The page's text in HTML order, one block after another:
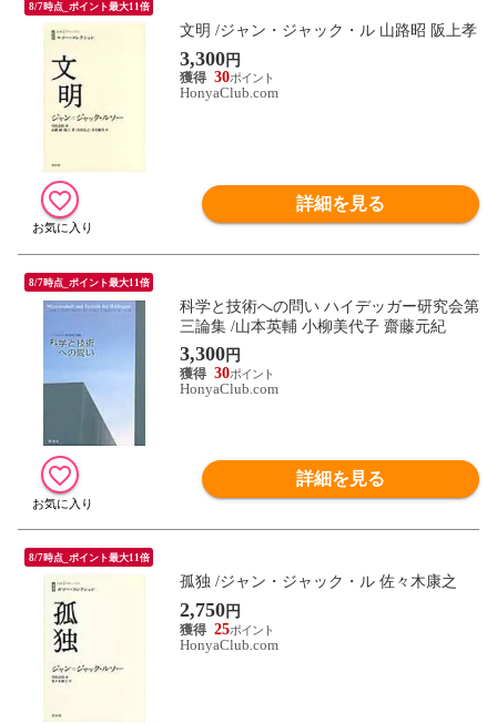
8/7時点_ポイント最大11倍
文明 /ジャン・ジャック・ル 山路昭 阪上孝
3,300円
30
HonyaClub.com
詳細を見る
8/7時点_ポイント最大11倍
科学と技術への問い ハイデッガー研究会第
三論集 /山本英輔 小柳美代子 齋藤元紀
3,300円
30
HonyaClub.com
詳細を見る
8/7時点_ポイント最大11倍
孤独 /ジャン・ジャック・ル 佐々木康之
2,750円
25
HonyaClub.com